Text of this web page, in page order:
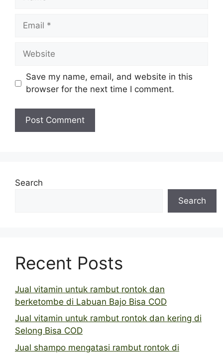
Email
Website
Save my name, email, and website in this
browser for the next time I comment.
Search
Search
Recent Posts
Jual vitamin untuk rambut rontok dan
berketombe di Labuan Bajo Bisa COD
Jual vitamin untuk rambut rontok dan kering di
Selong Bisa COD
Jual shampo mengatasi rambut rontok di